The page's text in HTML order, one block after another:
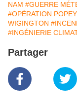
NAM #GUERRE
#OPÉRATION
WIGINGTON
#INGÉNIERIE
Partager